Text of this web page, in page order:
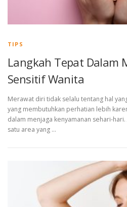
TIPS
Langkah Tepat Dalam
Sensitif Wanita
Merawat diri tidak selalu tentang hal
yang membutuhkan perhatian lebih
dalam menjaga kenyamanan sehari-
satu area yang …